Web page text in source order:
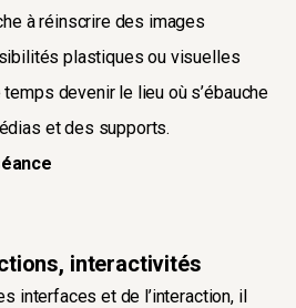
à réinscrire des images
plastiques ou visuelles
devenir le lieu où s’ébauche
et des supports.
interactivités
interfaces et de l’interaction, il